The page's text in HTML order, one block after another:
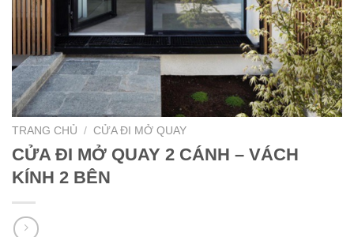
TRANG CHỦ / CỬA ĐI MỞ QUAY
CỬA ĐI MỞ QUAY 2 CÁNH – VÁCH
KÍNH 2 BÊN